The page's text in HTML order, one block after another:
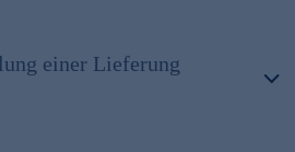
einer Lieferung